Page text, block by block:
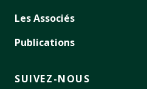
Les Associés
Publications
SUIVEZ-NOUS